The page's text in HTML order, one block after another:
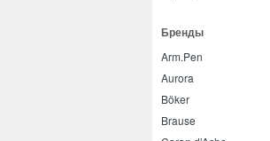
Бренды
Arm.Pen
Aurora
Böker
Brause